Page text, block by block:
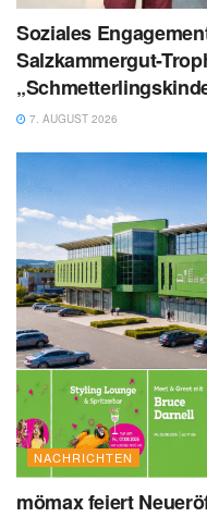
Soziales
Salzkammergut-
7. AUGUST 2026
NACHRICHTEN
mömax feiert